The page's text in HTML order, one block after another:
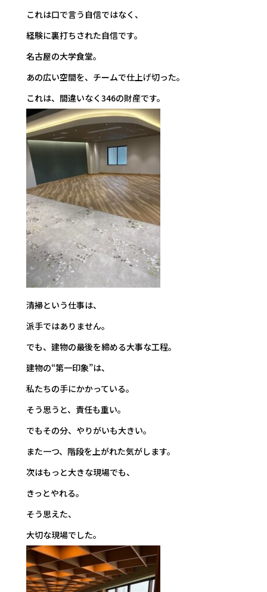
これは口で言う自信ではなく、
経験に裏打ちされた自信です。
名古屋の大学食堂。
あの広い空間を、チームで仕上げ切った。
これは、間違いなく346の財産です。
清掃という仕事は、
派手ではありません。
でも、建物の最後を締める大事な工程。
建物の“第一印象”は、
私たちの手にかかっている。
そう思うと、責任も重い。
でもその分、やりがいも大きい。
また一つ、階段を上がれた気がします。
次はもっと大きな現場でも、
きっとやれる。
そう思えた、
大切な現場でした。